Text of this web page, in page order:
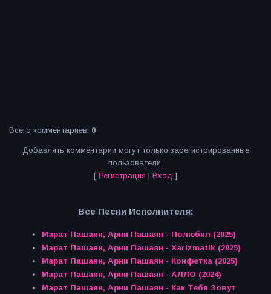
Всего комментариев: 0
Добавлять комментарии могут только зарегистрированные
пользователи.
[ Регистрация | Вход ]
Все Песни Исполнителя:
Марат Пашаян, Арни Пашаян - Полюбил (2025)
Марат Пашаян, Арни Пашаян - Xarizmatik (2025)
Марат Пашаян, Арни Пашаян - Конфетка (2025)
Марат Пашаян, Арни Пашаян - АЛЛО (2024)
Марат Пашаян, Арни Пашаян - Как Тебя Зовут